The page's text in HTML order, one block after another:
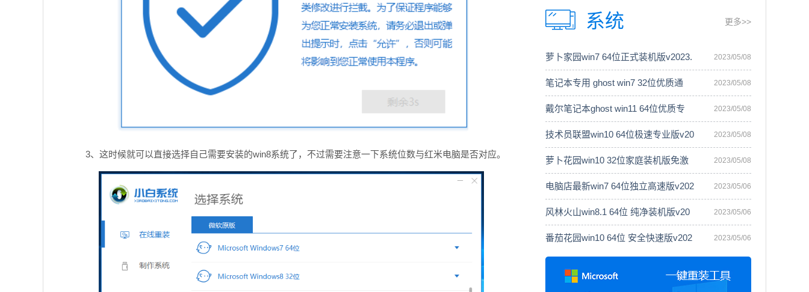
3、这时候就可以直接选择自己需要安装的win8系统了，不过需要注意一下系统位数与红米电脑是否对应。
系统 更多>>
萝卜家园win7 64位正式装机版v2023. 2023/05/08
笔记本专用 ghost win7 32位优质通 2023/05/08
戴尔笔记本ghost win11 64位优质专 2023/05/08
技术员联盟win10 64位极速专业版v20 2023/05/08
萝卜花园win10 32位家庭装机版免激 2023/05/08
电脑店最新win7 64位独立高速版v202 2023/05/06
风林火山win8.1 64位 纯净装机版v20 2023/05/06
番茄花园win10 64位 安全快速版v202 2023/05/06